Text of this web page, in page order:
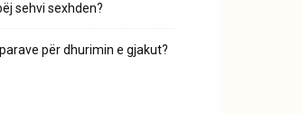
sehvi sexhden?
për dhurimin e gjakut?